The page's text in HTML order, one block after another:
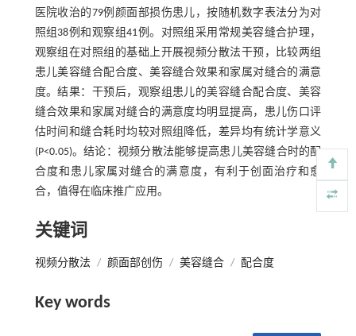
医院收治的79例颜面部损伤患儿，按随机数字表法分为对
照组38例和观察组41例。对照组采用常规美容缝合护理，
观察组在对照组的基础上开展视频分散法干预，比较两组
患儿美容缝合配合度、美容缝合效果和家属对缝合的满意
度。结果：干预后，观察组患儿的美容缝合配合度、美容
缝合效果和家属对缝合的满意度均明显提高，患儿伤口评
估时间和缝合耗时均较对照组降低，差异均有统计学意义
(P<0.05)。结论：视频分散法能够提高患儿美容缝合时的配
合度和患儿家属对缝合的满意度，有利于创面治疗和愈
合，值得在临床推广应用。
关键词
视频分散法 / 颜面部创伤 / 美容缝合 / 配合度
Key words